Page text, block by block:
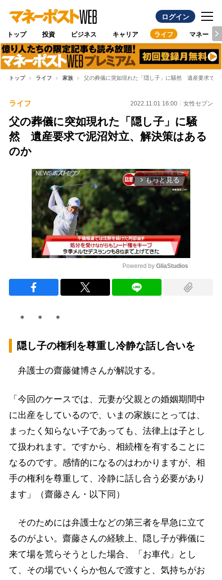
ログイン
トップ 投資 ビジネス キャリア ライフ マネー
トップ ライフ 家族 父の葬儀に突如現れた「隠し子」に騒然 遺産要求で泥
ライフ 2022.11.01 16:00 女性セブン
父の葬儀に突如現れた「隠し子」に騒
然 遺産要求で泥沼対立、解決策はある
のか
arrow_forward_ios もっと見る
Powered by GliaStudios
＊ ＊ ＊
隠し子の権利を尊重し冷静な話し合いを
弁護士の齋藤健博さんが解説する。
「今回のケースでは、元妻が父親との婚姻期間中
に出産をしているので、いまの家族にとっては、
まったく知らない子であっても、法律上は子とし
て扱われます。ですから、相続権を有することに
なるのです。感情的になるのはわかりますが、相
手の権利を尊重して、冷静に話し合う必要があり
ます」（齋藤さん・以下同）
そのためには弁護士などの第三者を早急に立て
るのがよい。齋藤さんの経験上、隠し子が葬儀に
来て場を荒らそうとした場合、「お車代」とし
て、その場でいくらか包んで渡すと、気持ちがお